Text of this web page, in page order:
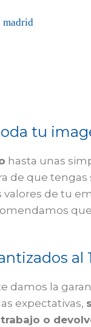
tu
hasta unas
de que
de tu
que
al
damos la
expectativas,
o